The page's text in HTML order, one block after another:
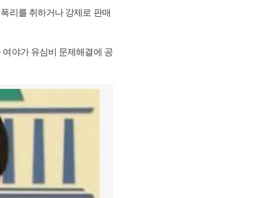
리를 취하거나 강제로 판매
야가 유심비 문제해결에 공